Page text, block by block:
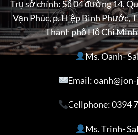
Trụ sở chính: Số 04 đường 14,
Vạn Phúc, p. Hiệp Bình Phước,
Thành phố Hồ Chí
Ms. Oanh-
Email:
Cellphone:0394
Ms. Trinh-